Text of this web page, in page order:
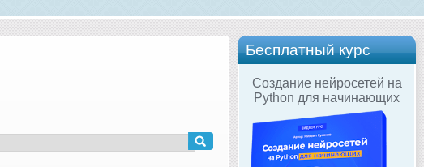
Бесплатный курс
Создание нейросетей на
Python для начинающих